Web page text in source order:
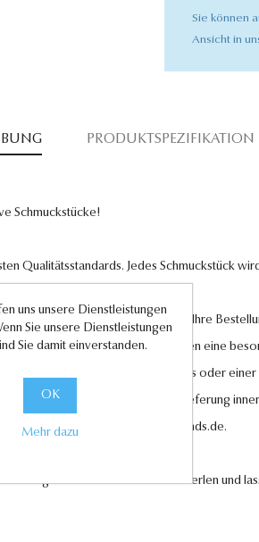
Sie können
Ansicht in
PRODUKTSPEZIFIKATION
Schmuckstücke!
Qualitätsstandards. Jedes Schmuckstück
Wert auf Ihre Zufriedenheit. Ihre
hinzufügen, um Ihren Liebsten eine
im Falle eines Umtauschs oder einer
für Sie anfertigen lassen. Eine Lieferung
kundenservice@antwerp-diamonds.de.
Edelsteinen und edlen Perlen und
uns unsere Dienstleistungen
Sie unsere Dienstleistungen
Sie damit einverstanden.
OK
Mehr dazu